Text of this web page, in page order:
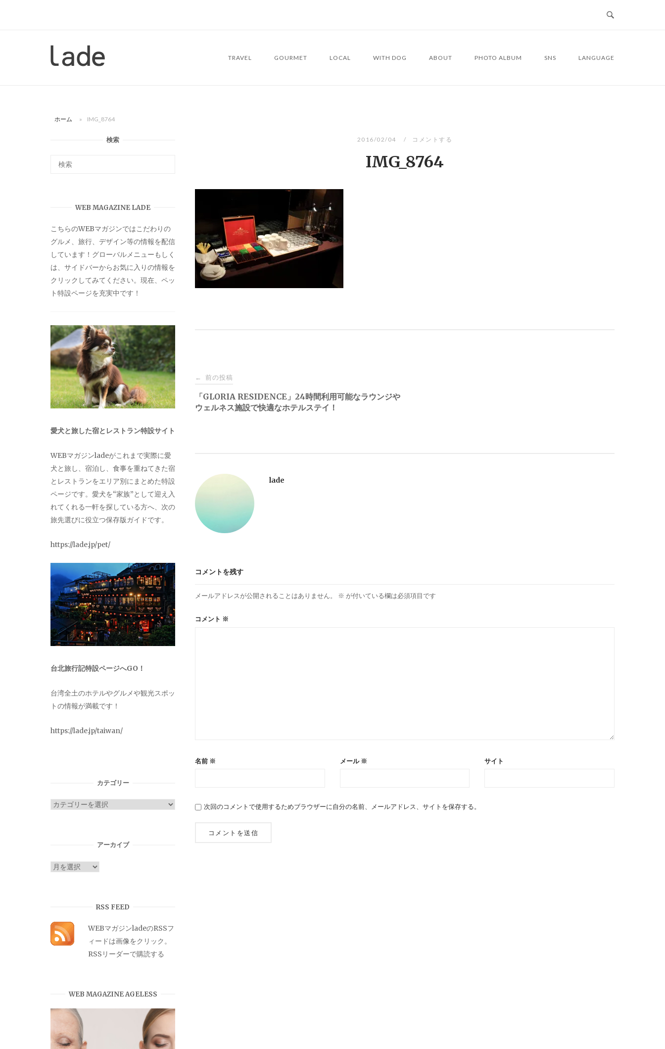
ー
TRAVEL GOURMET LOCAL WITH DOG ABOUT PHOTO ALBUM SNS LANGUAGE
ホーム » IMG_8764
2016/02/04 コメントする
IMG_8764
投
稿
ゲ
ー
シ
ン
← 前の投稿
「GLORIA RESIDENCE」24時間利用可能なラウンジや
ウェルネス施設で快適なホテルステイ！
lade
コメントを残す
メールアドレスが公開されることはありません。 ※ が付いている欄は必須項目です
コメント ※
名前 ※ メール ※ サイト
次回のコメントで使用するためブラウザーに自分の名前、メールアドレス、サイトを保存する。
検索
WEB MAGAZINE LADE
こちらのWEBマガジンではこだわりの
グルメ、旅行、デザイン等の情報を配信
しています！グローバルメニューもしく
は、サイドバーからお気に入りの情報を
クリックしてみてください。現在、ペッ
ト特設ページを充実中です！
愛犬と旅した宿とレストラン特設サイト
WEBマガジンladeがこれまで実際に愛
犬と旅し、宿泊し、食事を重ねてきた宿
とレストランをエリア別にまとめた特設
ページです。愛犬を“家族”として迎え入
れてくれる一軒を探している方へ、次の
旅先選びに役立つ保存版ガイドです。
https://lade.jp/pet/
台北旅行記特設ページへGO！
台湾全土のホテルやグルメや観光スポッ
トの情報が満載です！
https://lade.jp/taiwan/
カテゴリー
カ
アーカイブ
ア
RSS FEED
WEBマガジンladeのRSSフ
ィードは画像をクリック。
RSSリーダーで購読する
WEB MAGAZINE AGELESS